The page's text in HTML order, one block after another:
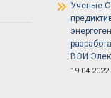
Ученые
ВЭИ
19.04.2022